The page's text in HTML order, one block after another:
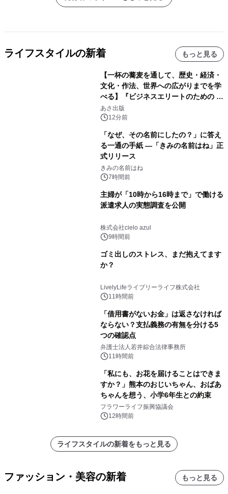
ライフスタイルの新着 もっと見る
【一杯の蕎麦を通して、歴史・経済・
文化・作法、世界への広がりまでを学
べる】『ビジネスエリートのための 教
養としての蕎麦』2026年8月25日
（火）発売
あさ出版
12分前
「なぜ、その名前にしたの？」に答え
る一通の手紙 ―「きみの名前はね」正
式リリース
きみの名前はね
7時間前
主婦が「10時から16時まで」で働ける
派遣求人の実態調査を公開
株式会社cielo azul
9時間前
ゴミ出しのストレス、まだ抱えてます
か？
LivelyLifeライブリーライフ株式会社
11時間前
「借用書がないお金」は返さなければ
ならない？支払義務の有無を分ける5
つの確認点
弁護士法人若井綜合法律事務所
11時間前
「私にも、お花を届けることはできま
すか？」熊本のおじいちゃん、おばあ
ちゃんを想う、小学6年生との約束
フラワーライフ振興協議会
12時間前
ライフスタイルの新着をもっと見る
ファッション・美容の新着 もっと見る